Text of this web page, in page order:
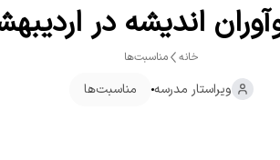
اندیشه در
خانه مناسبت‌ها
ویراستار مدرسه مناسبت‌ها